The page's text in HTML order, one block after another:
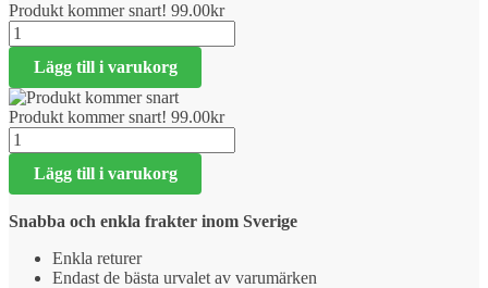
Produkt kommer snart! 99.00kr
Produkt
kommer
snart!
mängd
Lägg till i varukorg
Produkt kommer snart! 99.00kr
Produkt
kommer
snart!
mängd
Lägg till i varukorg
Snabba och enkla frakter inom Sverige
Enkla returer
Endast de bästa urvalet av varumärken